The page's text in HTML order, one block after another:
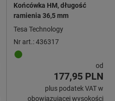
Końcówka HM, długość
ramienia 36,5 mm
Tesa Technology
Nr art.: 436317
od
177,95 PLN
plus podatek VAT w
obowiązującej wysokości